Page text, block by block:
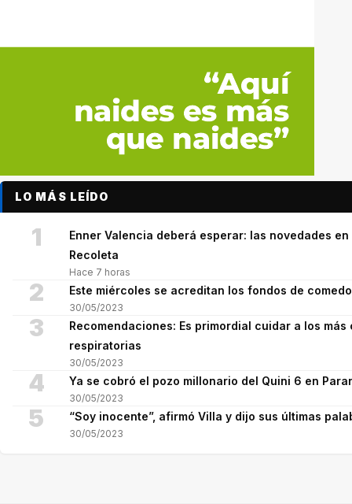
LO MÁS LEÍDO
1
Enner Valencia deberá esperar: las novedades
Recoleta
Hace 7 horas
2 Este miércoles se acreditan los fondos de
30/05/2023
3
Recomendaciones: Es primordial cuidar a los
respiratorias
30/05/2023
4 Ya se cobró el pozo millonario del Quini 6 en
30/05/2023
5 “Soy inocente”, afirmó Villa y dijo sus últimas
30/05/2023